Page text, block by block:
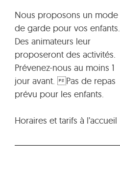
Nous proposons un mode
de garde pour vos enfants.
Des animateurs leur
proposeront des activités.
Prévenez-nous au moins 1
jour avant. Pas de repas
prévu pour les enfants.
Horaires et tarifs à l’accueil